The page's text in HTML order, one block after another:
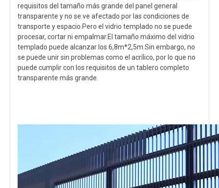
requisitos del tamaño más grande del panel general
transparente y no se ve afectado por las condiciones de
transporte y espacio.Pero el vidrio templado no se puede
procesar, cortar ni empalmar.El tamaño máximo del vidrio
templado puede alcanzar los 6,8m*2,5m.Sin embargo, no
se puede unir sin problemas como el acrílico, por lo que no
puede cumplir con los requisitos de un tablero completo
transparente más grande.